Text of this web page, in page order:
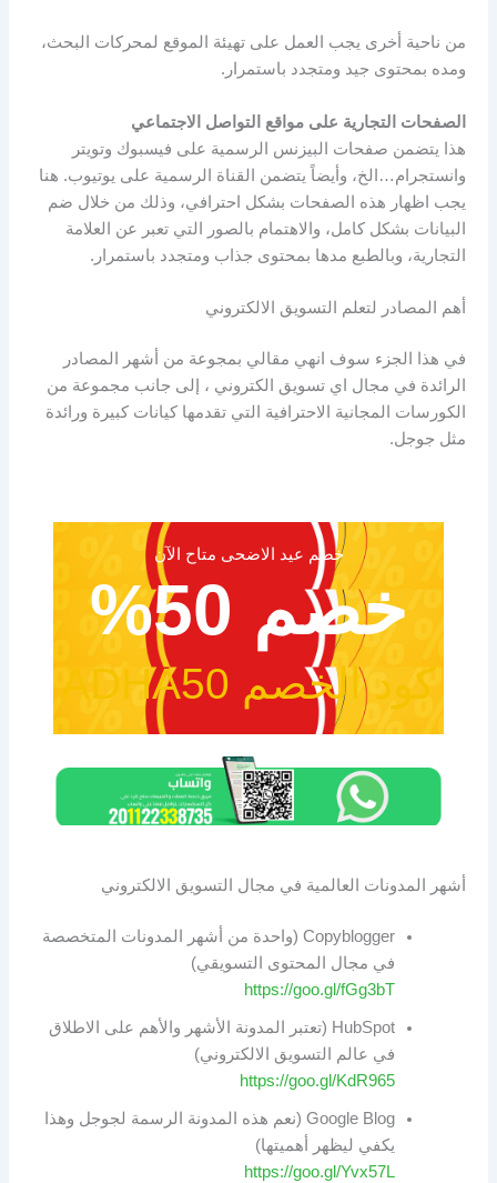
من ناحية أخرى يجب العمل على تهيئة الموقع لمحركات البحث،
ومده بمحتوى جيد ومتجدد باستمرار.
الصفحات التجارية على مواقع التواصل الاجتماعي
هذا يتضمن صفحات البيزنس الرسمية على فيسبوك وتويتر
وانستجرام…الخ، وأيضاً يتضمن القناة الرسمية على يوتيوب. هنا
يجب اظهار هذه الصفحات بشكل احترافي، وذلك من خلال ضم
البيانات بشكل كامل، والاهتمام بالصور التي تعبر عن العلامة
التجارية، وبالطبع مدها بمحتوى جذاب ومتجدد باستمرار.
أهم المصادر لتعلم التسويق الالكتروني
في هذا الجزء سوف انهي مقالي بمجوعة من أشهر المصادر
الرائدة في مجال اي تسويق الكتروني ، إلى جانب مجموعة من
الكورسات المجانية الاحترافية التي تقدمها كيانات كبيرة ورائدة
مثل جوجل.
خصم عيد الاضحى متاح الآن
خصم 50%
كود الخصم ADHA50
أشهر المدونات العالمية في مجال التسويق الالكتروني
Copyblogger (واحدة من أشهر المدونات المتخصصة
في مجال المحتوى التسويقي)
https://goo.gl/fGg3bT
HubSpot (تعتبر المدونة الأشهر والأهم على الاطلاق
في عالم التسويق الالكتروني)
https://goo.gl/KdR965
Google Blog (نعم هذه المدونة الرسمة لجوجل وهذا
يكفي ليظهر أهميتها)
https://goo.gl/Yvx57L